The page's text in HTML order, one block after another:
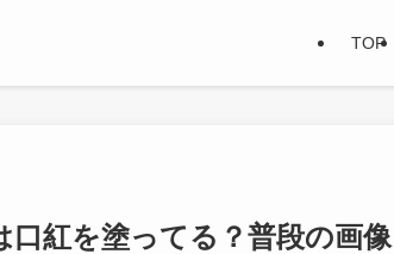
TOP
紅を塗ってる？普段の画像